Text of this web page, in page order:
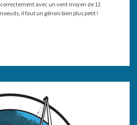
correctement avec un vent moyen de 12
noeuds, il faut un génois bien plus petit !